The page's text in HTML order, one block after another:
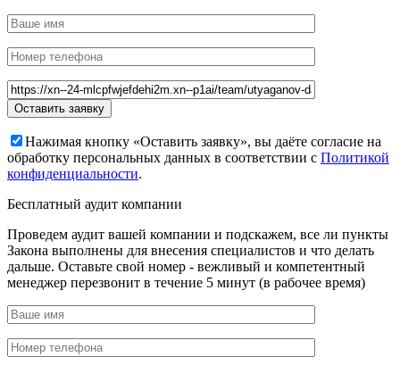
Нажимая кнопку «Оставить заявку», вы даёте согласие на
обработку персональных данных в соответствии с Политикой
конфиденциальности.
Бесплатный аудит компании
Проведем аудит вашей компании и подскажем, все ли пункты
Закона выполнены для внесения специалистов и что делать
дальше. Оставьте свой номер - вежливый и компетентный
менеджер перезвонит в течение 5 минут (в рабочее время)